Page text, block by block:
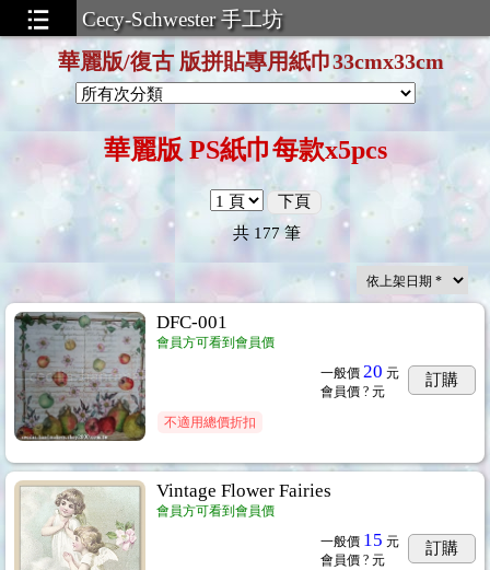
Cecy-Schwester 手工坊
巾33cm*40cm
子精靈彩繪留言卡 ...145
/ 其他...14
華麗版/復古 版拼貼專用紙巾33cmx33cm
華麗版 PS紙巾每款x5pcs
下頁
共 177筆
DFC-001
會員方可看到會員價
一般價 20 元
會員價 ? 元
訂購
不適用總價折扣
Vintage Flower Fairies
會員方可看到會員價
一般價 15 元
會員價 ? 元
訂購